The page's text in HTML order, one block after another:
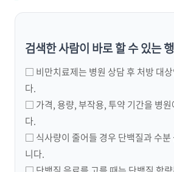
검색한 사람이 바로 할 수 있는
□ 비만치료제는 병원 상담 후 처방 대
다.
□ 가격, 용량, 부작용, 투약 기간을 병원
다.
□ 식사량이 줄어들 경우 단백질과 수분
니다.